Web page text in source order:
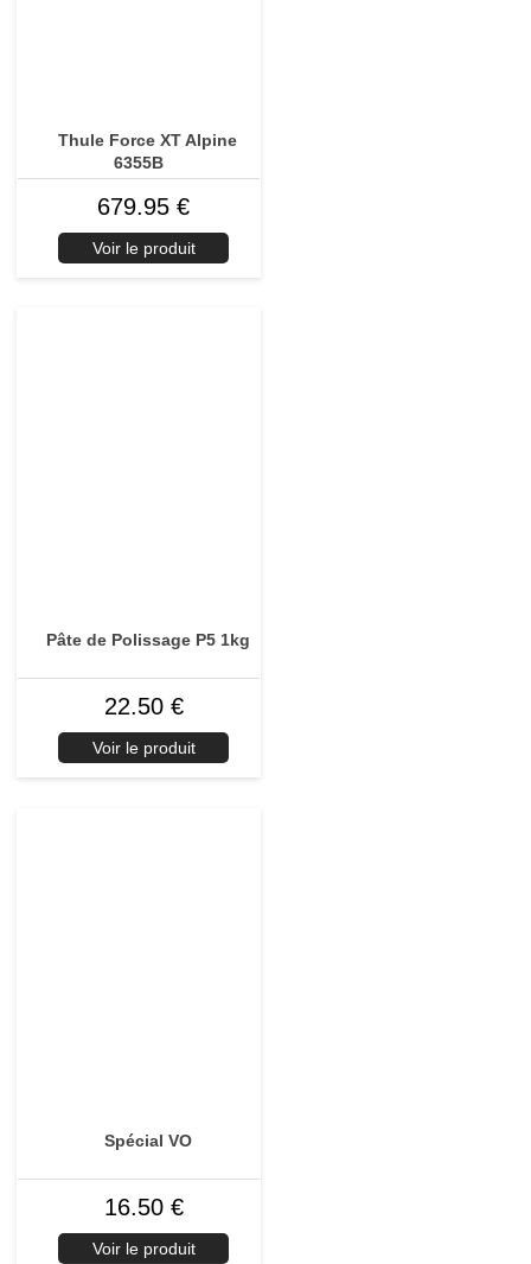
Thule Force XT Alpine
6355B
679.95 €
Voir le produit
Pâte de Polissage P5 1kg
22.50 €
Voir le produit
Spécial VO
16.50 €
Voir le produit